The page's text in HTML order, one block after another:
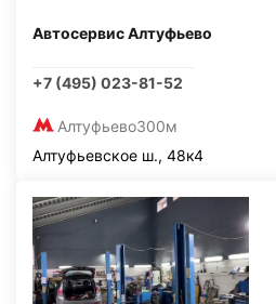
Автосервис Алтуфьево
+7 (495) 023-81-52
Алтуфьево300м
Алтуфьевское ш., 48к4